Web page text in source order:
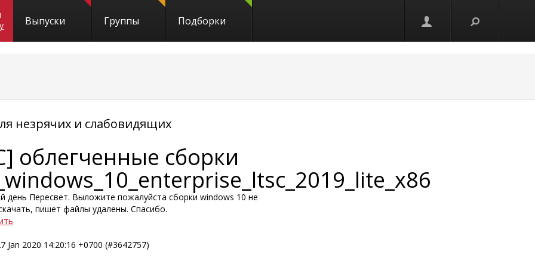
Выпуски Группы Подборки
незрячих и слабовидящих
облегченные сборки
день Пересвет. Выложите пожалуйста сборки windows 10 не
пишет файлы удалены. Спасибо.
Jan 2020 14:20:16 +0700 (#3642757)